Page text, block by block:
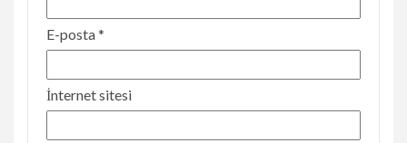
E-posta*
İnternet sitesi